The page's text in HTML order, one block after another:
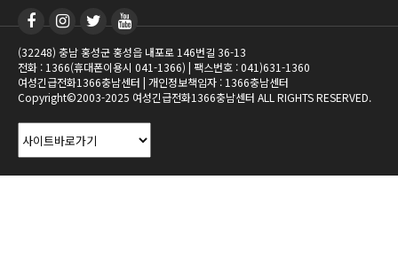
(32248) 충남 홍성군 홍성읍 내포로 146번길 36-13
전화 : 1366(휴대폰이용시 041-1366) | 팩스번호 : 041)631-1360
여성긴급전화1366충남센터 | 개인정보책임자 : 1366충남센터
Copyright©2003-2025 여성긴급전화1366충남센터 ALL RIGHTS RESERVED.